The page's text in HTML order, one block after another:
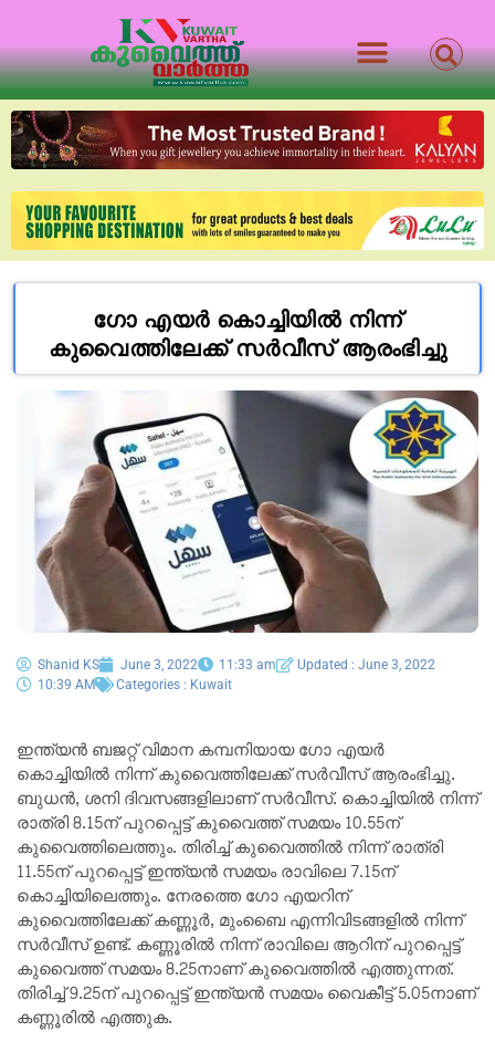
ഗോ എയർ കൊച്ചിയിൽ നിന്ന്
കുവൈത്തിലേക്ക് സർവീസ് ആരംഭിച്ചു
Shanid KS June 3, 2022 11:33 am
Updated : June 3, 2022
10:39 AM
Categories : Kuwait
ഇന്ത്യൻ ബജറ്റ് വിമാന കമ്പനിയായ ഗോ എയർ
കൊച്ചിയിൽ നിന്ന് കുവൈത്തിലേക്ക് സർവീസ് ആരംഭിച്ചു.
ബുധൻ, ശനി ദിവസങ്ങളിലാണ് സർവീസ്. കൊച്ചിയിൽ നിന്ന്
രാത്രി 8.15ന് പുറപ്പെട്ട് കുവൈത്ത് സമയം 10.55ന്
കുവൈത്തിലെത്തും. തിരിച്ച് കുവൈത്തിൽ നിന്ന് രാത്രി
11.55ന് പുറപ്പെട്ട് ഇന്ത്യൻ സമയം രാവിലെ 7.15ന്
കൊച്ചിയിലെത്തും. നേരത്തെ ഗോ എയറിന്
കുവൈത്തിലേക്ക് കണ്ണൂർ, മുംബൈ എന്നിവിടങ്ങളിൽ നിന്ന്
സർവീസ് ഉണ്ട്. കണ്ണൂരിൽ നിന്ന് രാവിലെ ആറിന് പുറപ്പെട്ട്
കുവൈത്ത് സമയം 8.25നാണ് കുവൈത്തിൽ എത്തുന്നത്.
തിരിച്ച് 9.25ന് പുറപ്പെട്ട് ഇന്ത്യൻ സമയം വൈകീട്ട് 5.05നാണ്
കണ്ണൂരിൽ എത്തുക.